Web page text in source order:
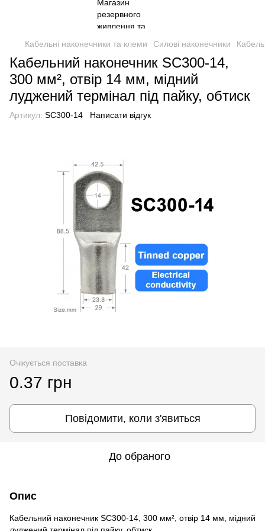
Кабельні наконечники та клеми Силові наконечники
Кабельний наконечник SC300-14,
300 мм², отвір 14 мм, мідний
луджений термінал під пайку, обтиск
Артикул: SC300-14 Написати відгук
Очікується поставка
0.37 грн
Повідомити, коли з'явиться
До обраного
Опис
Кабельний наконечник SC300-14, 300 мм², отвір 14 мм, мідний